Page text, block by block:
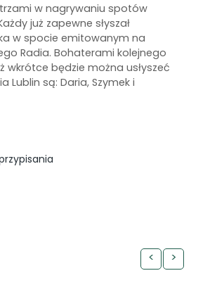
w nagrywaniu spotów
już zapewne słyszał
w spocie emitowanym na
Radia. Bohaterami kolejnego
wkrótce będzie można usłyszeć
Lublin są: Daria, Szymek i
< >